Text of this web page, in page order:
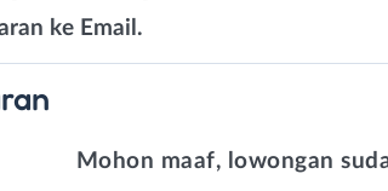
ke Email.
Mohon maaf, lowongan